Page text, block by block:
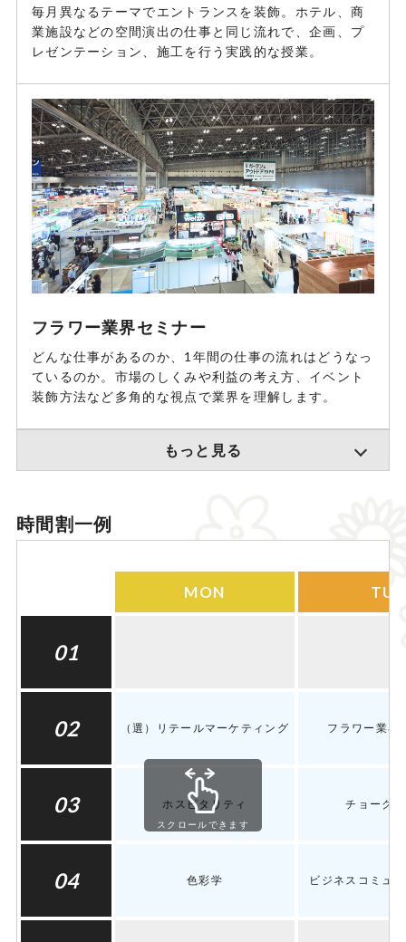
毎月異なるテーマでエントランスを装飾。ホテル、商
業施設などの空間演出の仕事と同じ流れで、企画、プ
レゼンテーション、施工を行う実践的な授業。
フラワー業界セミナー
どんな仕事があるのか、1年間の仕事の流れはどうなっ
ているのか。市場のしくみや利益の考え方、イベント
装飾方法など多角的な視点で業界を理解します。
もっと見る
時間割一例
MON TUE
01
02 （選）リテールマーケティング フラワー業界
03 ホスピタリティ チョーク
04 色彩学 ビジネスコミュ
スクロールできます